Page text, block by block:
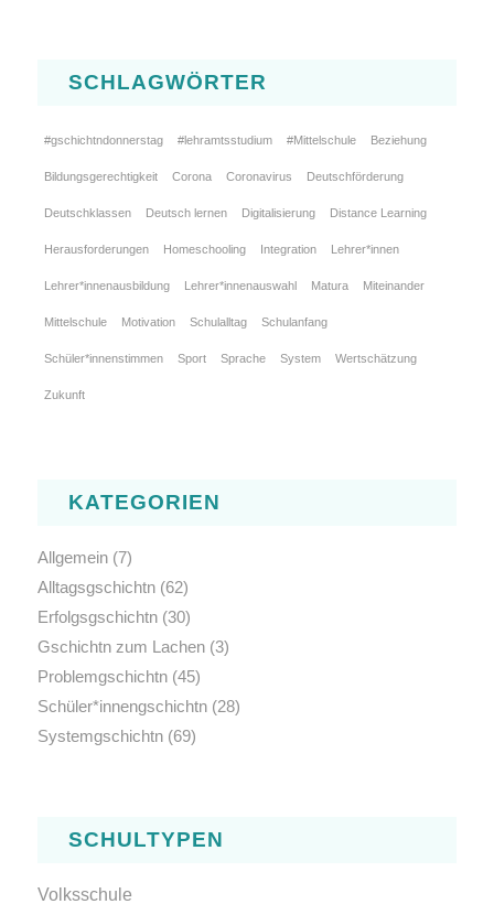
SCHLAGWÖRTER
#gschichtndonnerstag #lehramtsstudium #Mittelschule Beziehung
Bildungsgerechtigkeit Corona Coronavirus Deutschförderung
Deutschklassen Deutsch lernen Digitalisierung Distance Learning
Herausforderungen Homeschooling Integration Lehrer*innen
Lehrer*innenausbildung Lehrer*innenauswahl Matura Miteinander
Mittelschule Motivation Schulalltag Schulanfang
Schüler*innenstimmen Sport Sprache System Wertschätzung
Zukunft
KATEGORIEN
Allgemein(7)
Alltagsgschichtn(62)
Erfolgsgschichtn(30)
Gschichtn zum Lachen(3)
Problemgschichtn(45)
Schüler*innengschichtn(28)
Systemgschichtn(69)
SCHULTYPEN
Volksschule